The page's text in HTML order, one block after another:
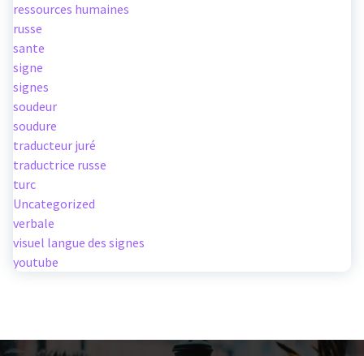
ressources humaines
russe
sante
signe
signes
soudeur
soudure
traducteur juré
traductrice russe
turc
Uncategorized
verbale
visuel langue des signes
youtube